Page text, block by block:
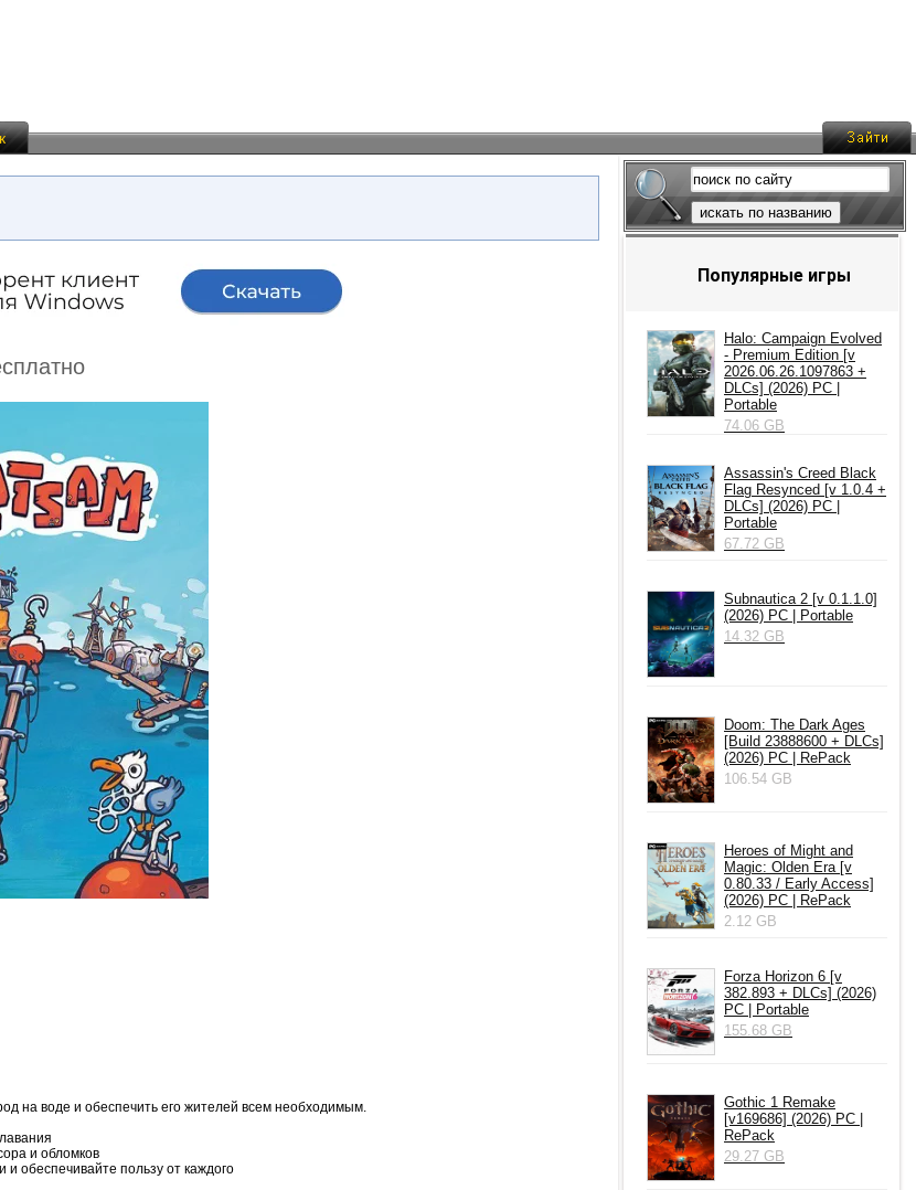
на воде и обеспечить его жителей всем необходимым.
и обломков
обеспечивайте пользу от каждого
искать по названию
Популярные игры
Halo: Campaign Evolved
- Premium Edition [v
2026.06.26.1097863 +
DLCs] (2026) PC |
Portable
74.06 GB
Assassin's Creed Black
Flag Resynced [v 1.0.4 +
DLCs] (2026) PC |
Portable
67.72 GB
Subnautica 2 [v 0.1.1.0]
(2026) PC | Portable
14.32 GB
Doom: The Dark Ages
[Build 23888600 + DLCs]
(2026) PC | RePack
106.54 GB
Heroes of Might and
Magic: Olden Era [v
0.80.33 / Early Access]
(2026) PC | RePack
2.12 GB
Forza Horizon 6 [v
382.893 + DLCs] (2026)
PC | Portable
155.68 GB
Gothic 1 Remake
[v169686] (2026) PC |
RePack
29.27 GB